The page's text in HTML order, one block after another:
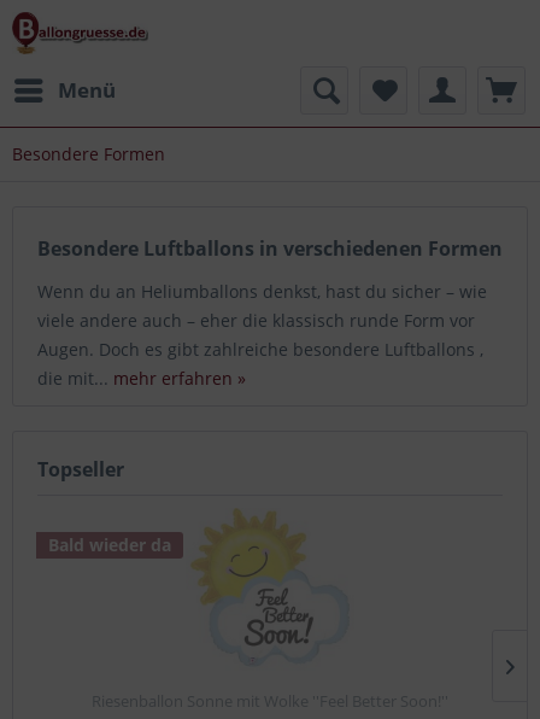
Menü
Besondere Formen
Besondere Luftballons in verschiedenen Formen
Wenn du an Heliumballons denkst, hast du sicher – wie
viele andere auch – eher die klassisch runde Form vor
Augen. Doch es gibt zahlreiche besondere Luftballons ,
die mit... mehr erfahren »
Topseller
Bald wieder da
Riesenballon Sonne mit Wolke ''Feel Better Soon!''